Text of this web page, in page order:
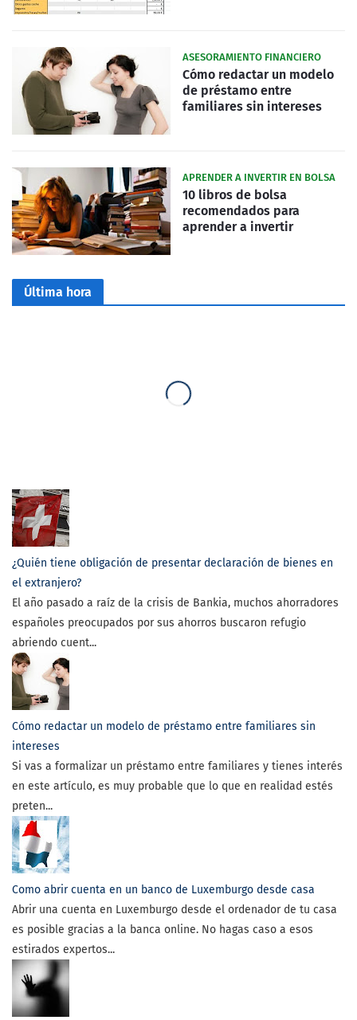
ASESORAMIENTO FINANCIERO
Cómo redactar un modelo
de préstamo entre
familiares sin intereses
APRENDER A INVERTIR EN BOLSA
10 libros de bolsa
recomendados para
aprender a invertir
Última hora
¿Quién tiene obligación de presentar declaración de bienes en
el extranjero?
El año pasado a raíz de la crisis de Bankia, muchos ahorradores
españoles preocupados por sus ahorros buscaron refugio
abriendo cuent...
Cómo redactar un modelo de préstamo entre familiares sin
intereses
Si vas a formalizar un préstamo entre familiares y tienes interés
en este artículo, es muy probable que lo que en realidad estés
preten...
Como abrir cuenta en un banco de Luxemburgo desde casa
Abrir una cuenta en Luxemburgo desde el ordenador de tu casa
es posible gracias a la banca online. No hagas caso a esos
estirados expertos...